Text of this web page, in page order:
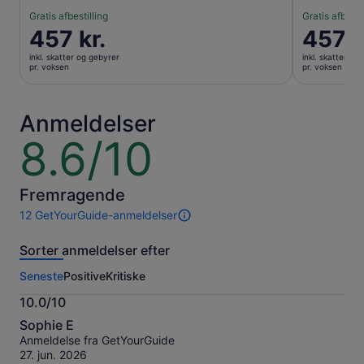
Gratis afbestilling
Prisen
er
457 kr.
457 kr.
inkl. skatter og gebyrer
pr. voksen
Gratis
Prisen
er
457 kr.
457
inkl. skatter og
pr. voksen
Anmeldelser
8.6/10
8.6
ud
af
10
Fremragende
12 GetYourGuide-anmeldelser
12
af
oplevelse.
Flere
oplysninger
om
vores
verificerede
Sorter anmeldelser efter
SenestePositiveKritiske
10.0/10
10.0
ud
af
Sophie E
Anmeldelse fra GetYourGuide
27. jun. 2026